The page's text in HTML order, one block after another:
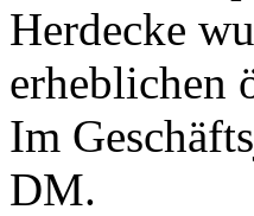
Herdecke
erheblichen
Im
DM.